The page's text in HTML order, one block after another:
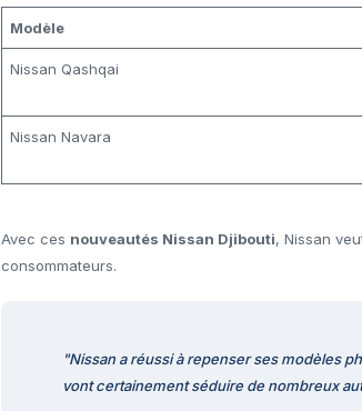
Modèle
Nissan Qashqai
Nissan Navara
Avec ces nouveautés Nissan Djibouti, Nissan
consommateurs.
"Nissan a réussi à repenser ses modèles
vont certainement séduire de nombreux